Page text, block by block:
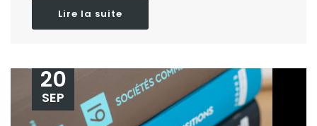
Lire la suite
20
SEP